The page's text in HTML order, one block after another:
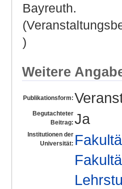
Bayreuth.
)
Weitere
Publikationsform:
Begutachteter
Beitrag: Ja
Institutionen der
Universität: